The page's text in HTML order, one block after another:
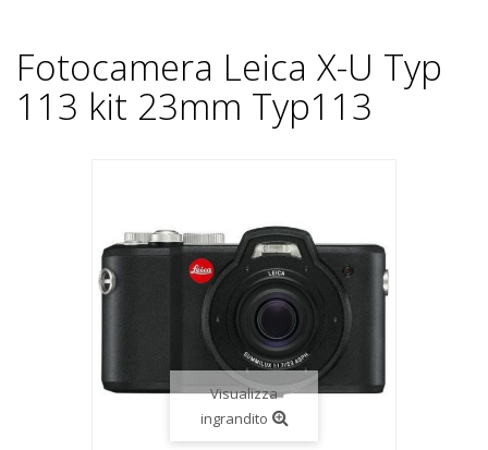
Fotocamera Leica X-U Typ
113 kit 23mm Typ113
Visualizza
ingrandito